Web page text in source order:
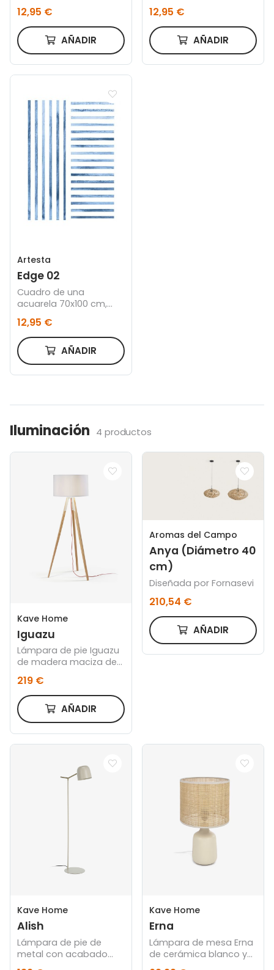
12,95 €
AÑADIR
12,95 €
AÑADIR
Artesta
Edge 02
Cuadro de una
acuarela 70x100 cm,
12,95 €
AÑADIR
Iluminación 4 productos
Kave Home
Iguazu
Lámpara de pie Iguazu
de madera maciza de
pino
219 €
AÑADIR
Aromas del Campo
Anya (Diámetro 40
cm)
Diseñada por Fornasevi
210,54 €
AÑADIR
Kave Home
Alish
Lámpara de pie de
metal con acabado
pintado beige
Kave Home
Erna
Lámpara de mesa Erna
de cerámica blanco y
bambú con acabado